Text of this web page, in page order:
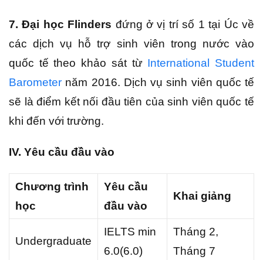
7. Đại học Flinders đứng ở vị trí số 1 tại Úc về
các dịch vụ hỗ trợ sinh viên trong nước vào
quốc tế theo khảo sát từ International Student
Barometer năm 2016. Dịch vụ sinh viên quốc tế
sẽ là điểm kết nối đầu tiên của sinh viên quốc tế
khi đến với trường.
IV. Yêu cầu đầu vào
Chương trình
học
Yêu cầu
đầu vào
Khai giảng
Undergraduate
IELTS min
6.0(6.0)
Tháng 2,
Tháng 7